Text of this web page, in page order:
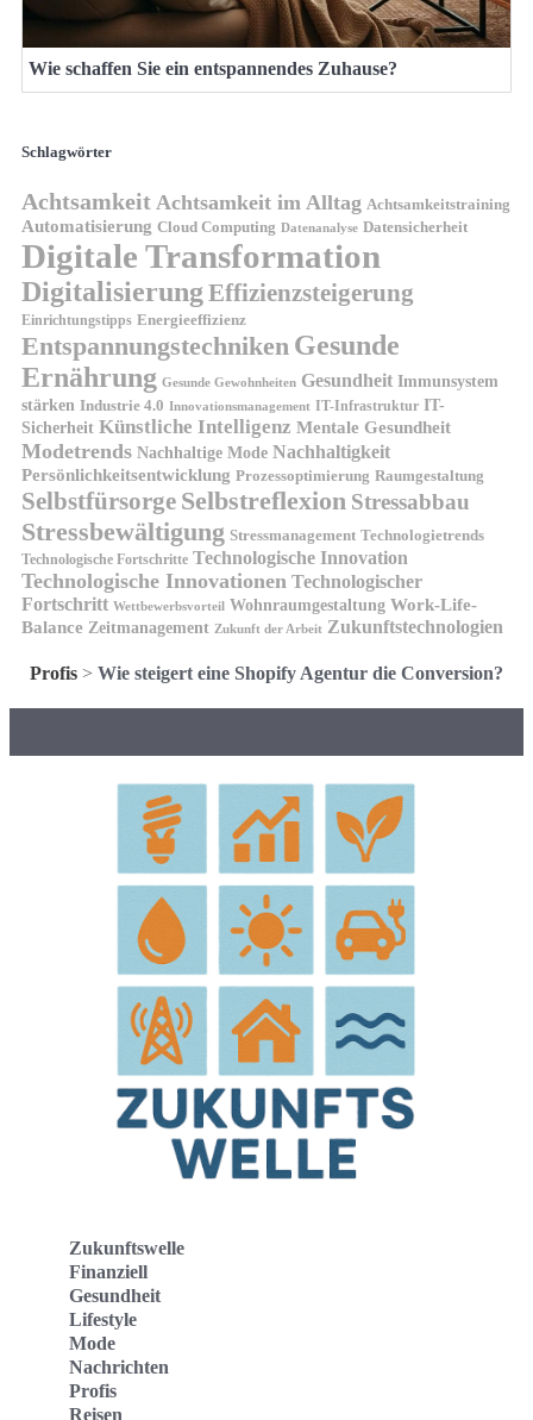
Wie schaffen Sie ein entspannendes Zuhause?
Schlagwörter
Achtsamkeit Achtsamkeit im Alltag Achtsamkeitstraining
Automatisierung Cloud Computing Datenanalyse Datensicherheit
Digitale Transformation
Digitalisierung Effizienzsteigerung
Einrichtungstipps Energieeffizienz
Entspannungstechniken Gesunde
Ernährung Gesunde Gewohnheiten Gesundheit Immunsystem
stärken Industrie 4.0 Innovationsmanagement IT-Infrastruktur IT-
Sicherheit Künstliche Intelligenz Mentale Gesundheit
Modetrends Nachhaltige Mode Nachhaltigkeit
Persönlichkeitsentwicklung Prozessoptimierung Raumgestaltung
Selbstfürsorge Selbstreflexion Stressabbau
Stressbewältigung Stressmanagement Technologietrends
Technologische Fortschritte Technologische Innovation
Technologische Innovationen Technologischer
Fortschritt Wettbewerbsvorteil Wohnraumgestaltung Work-Life-
Balance Zeitmanagement Zukunft der Arbeit Zukunftstechnologien
Profis > Wie steigert eine Shopify Agentur die Conversion?
Zukunftswelle
Finanziell
Gesundheit
Lifestyle
Mode
Nachrichten
Profis
Reisen